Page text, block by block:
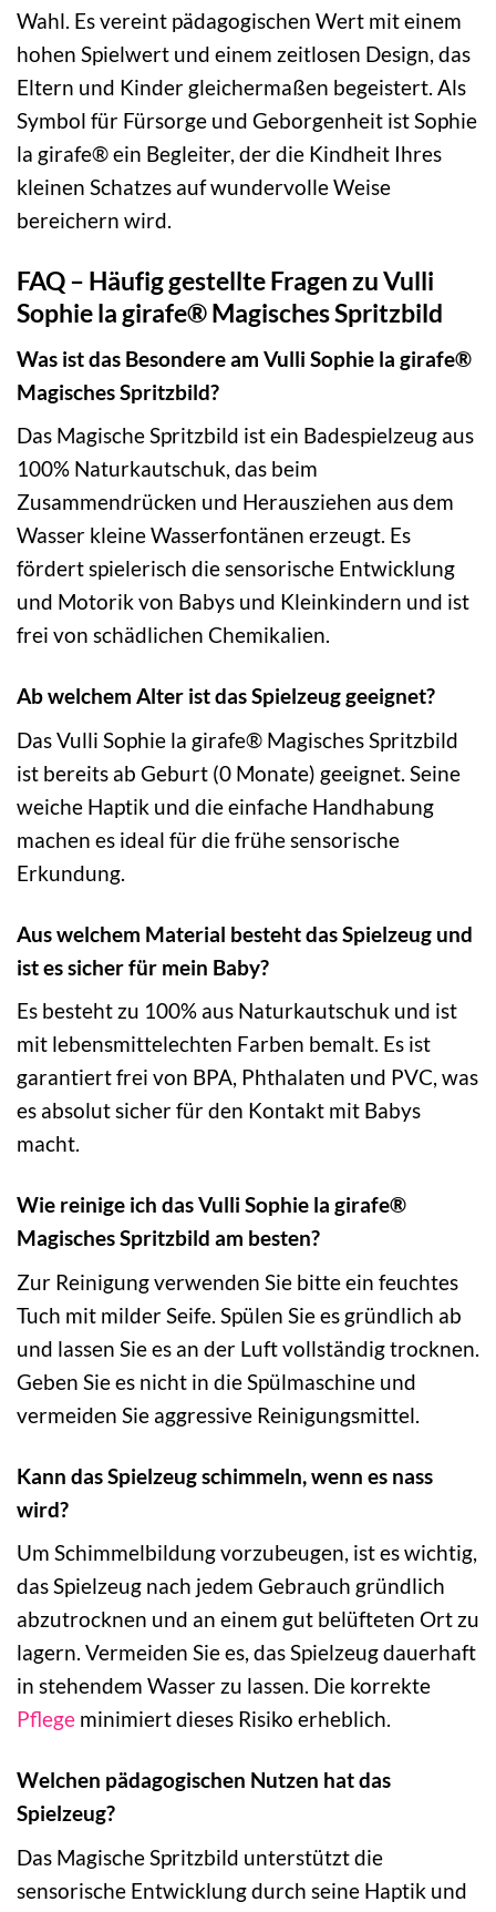
Wahl. Es vereint pädagogischen Wert mit einem
hohen Spielwert und einem zeitlosen Design, das
Eltern und Kinder gleichermaßen begeistert. Als
Symbol für Fürsorge und Geborgenheit ist Sophie
la girafe® ein Begleiter, der die Kindheit Ihres
kleinen Schatzes auf wundervolle Weise
bereichern wird.
FAQ – Häufig gestellte Fragen zu Vulli
Sophie la girafe® Magisches Spritzbild
Was ist das Besondere am Vulli Sophie la girafe®
Magisches Spritzbild?
Das Magische Spritzbild ist ein Badespielzeug aus
100% Naturkautschuk, das beim
Zusammendrücken und Herausziehen aus dem
Wasser kleine Wasserfontänen erzeugt. Es
fördert spielerisch die sensorische Entwicklung
und Motorik von Babys und Kleinkindern und ist
frei von schädlichen Chemikalien.
Ab welchem Alter ist das Spielzeug geeignet?
Das Vulli Sophie la girafe® Magisches Spritzbild
ist bereits ab Geburt (0 Monate) geeignet. Seine
weiche Haptik und die einfache Handhabung
machen es ideal für die frühe sensorische
Erkundung.
Aus welchem Material besteht das Spielzeug und
ist es sicher für mein Baby?
Es besteht zu 100% aus Naturkautschuk und ist
mit lebensmittelechten Farben bemalt. Es ist
garantiert frei von BPA, Phthalaten und PVC, was
es absolut sicher für den Kontakt mit Babys
macht.
Wie reinige ich das Vulli Sophie la girafe®
Magisches Spritzbild am besten?
Zur Reinigung verwenden Sie bitte ein feuchtes
Tuch mit milder Seife. Spülen Sie es gründlich ab
und lassen Sie es an der Luft vollständig trocknen.
Geben Sie es nicht in die Spülmaschine und
vermeiden Sie aggressive Reinigungsmittel.
Kann das Spielzeug schimmeln, wenn es nass
wird?
Um Schimmelbildung vorzubeugen, ist es wichtig,
das Spielzeug nach jedem Gebrauch gründlich
abzutrocknen und an einem gut belüfteten Ort zu
lagern. Vermeiden Sie es, das Spielzeug dauerhaft
in stehendem Wasser zu lassen. Die korrekte
Pflege minimiert dieses Risiko erheblich.
Welchen pädagogischen Nutzen hat das
Spielzeug?
Das Magische Spritzbild unterstützt die
sensorische Entwicklung durch seine Haptik und